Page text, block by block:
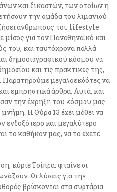
και δικαστών, των οποίων η
την ομάδα του λιμανιού
ανθρώπους του lifestyle
για τον Παναθηναϊκό και
του, και ταυτόχρονα πολλά
δημοσιογραφικού κόσμου να
και τις πρακτικές της,
Παρατηρούμε μεγαλοεκδότες να
εμπρηστικά άρθρα. Αυτά, και
την έκρηξη του κόσμου μας
Η Θύρα 13 έχει μάθει να
ενδοξότερο και μεγαλύτερο
το καθήκον μας, να το έχετε
κύριε Τσίπρα: φταίνε οι
Οι λύσεις για την
βρίσκονται στα συρτάρια